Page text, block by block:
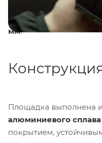
отсек, слот для карты
площадки составляет
мм.
Площадка выполнена
алюминиевого сплава
покрытием,